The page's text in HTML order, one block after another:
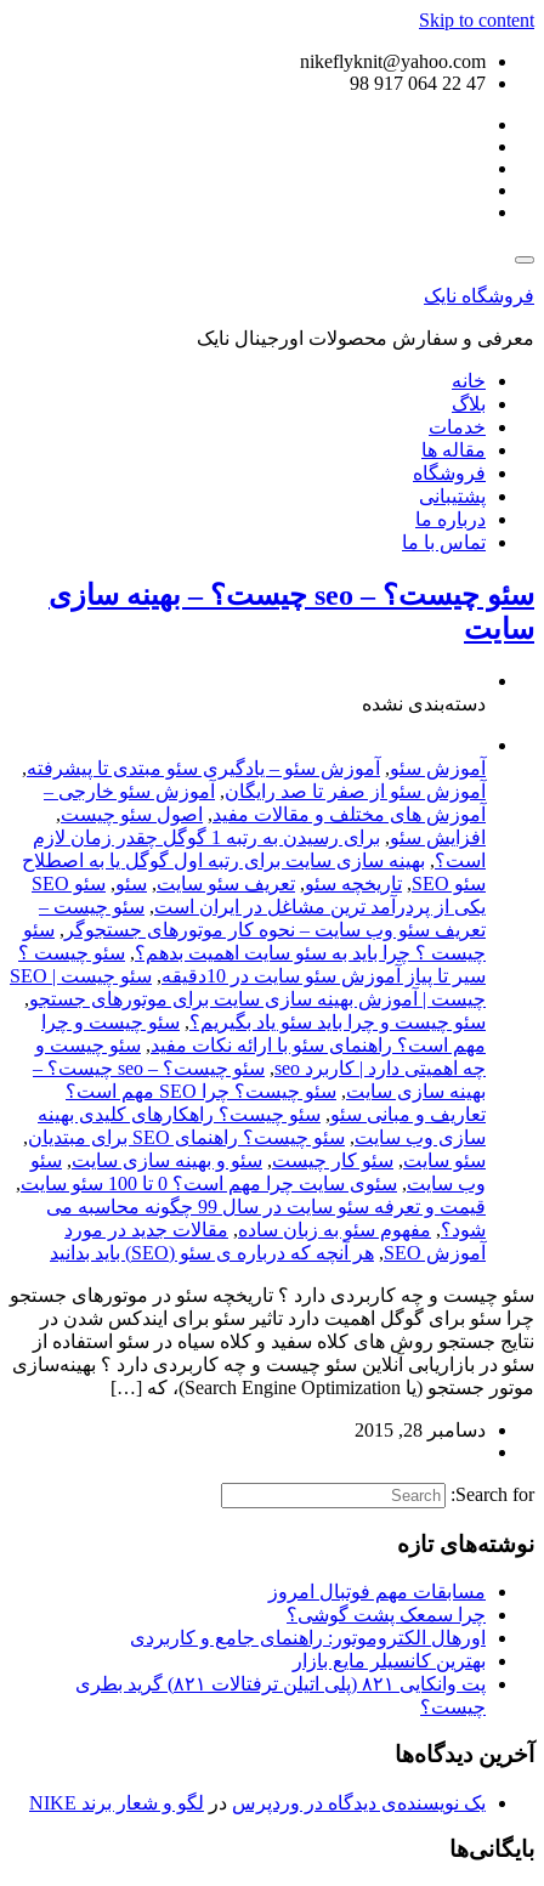
Skip to content
nikeflyknit@yahoo.com
47 22 064 917 98
فروشگاه نایک
معرفی و سفارش محصولات اورجینال نایک
خانه
بلاگ
خدمات
مقاله ها
فروشگاه
پشتیبانی
درباره ما
تماس با ما
سئو چیست؟ – seo چیست؟ – بهینه سازی
سایت
دسته‌بندی نشده
آموزش سئو, آموزش سئو – یادگیری سئو مبتدی تا پیشرفته,
آموزش سئو از صفر تا صد رایگان, آموزش سئو خارجی –
آموزش های مختلف و مقالات مفید, اصول سئو چیست,
افزایش سئو,
برای رسیدن به رتبه 1 گوگل چقدر زمان لازم
است؟, بهینه سازی سایت برای رتبه اول گوگل یا به اصطلاح
سئو SEO
, تاریخچه سئو,
, سئو,
سئو SEO
یکی از پردرآمد ترین مشاغل در ایران است, سئو چیست –
تعریف سئو وب سایت – نحوه کار موتورهای جستجوگر , سئو
چیست ؟ چرا باید به سئو سایت اهمیت بدهم؟, سئو چیست ؟
سیر تا پیاز آموزش سئو سایت در 10دقیقه
,
سئو چیست | SEO
چیست | آموزش بهینه سازی سایت برای موتورهای جستجو,
سئو چیست و چرا باید سئو یاد بگیریم؟, سئو چیست و چرا
مهم است؟ راهنمای سئو با ارائه نکات مفید, سئو چیست و
چه اهمیتی دارد | کاربرد seo
,
سئو چیست؟ – seo چیست؟ –
بهینه سازی سایت,
سئو چیست؟ چرا SEO مهم است؟
تعاریف و مبانی سئو, سئو چیست؟ راهکارهای کلیدی بهینه
سازی وب سایت, سئو چیست؟ راهنمای SEO برای مبتدیان
,
سئو سایت, سئو کار چیست, سئو و بهینه سازی سایت, سئو
وب سایت, سئوی سایت چرا مهم است؟ 0 تا 100 سئو سایت
,
قیمت و تعرفه سئو سایت در سال 99 چگونه محاسبه می
شود؟, مفهوم سئو به زبان ساده, مقالات جدید در مورد
آموزش SEO
, هر آنچه که درباره ی سئو (SEO) باید بدانید
سئو چیست و چه کاربردی دارد ؟ تاریخچه سئو در موتورهای جستجو
چرا سئو برای گوگل اهمیت دارد تاثیر سئو برای ایندکس شدن در
نتایج جستجو روش های کلاه سفید و کلاه سیاه در سئو استفاده از
سئو در بازاریابی آنلاین سئو چیست و چه کاربردی دارد ؟ بهینه‌سازی
موتور جستجو (یا Search Engine Optimization)، که […]
دسامبر 28, 2015
Search for:
نوشته‌های تازه
مسابقات مهم فوتبال امروز
چرا سمعک پشت گوشی؟
اورهال الکتروموتور: راهنمای جامع و کاربردی
بهترین کانسیلر مایع بازار
پت وانکایی ۸۲۱ (پلی اتیلن ترفتالات ۸۲۱) گرید بطری
چیست؟
آخرین دیدگاه‌ها
یک نویسنده‌ی دیدگاه در وردپرس در لگو و شعار برند NIKE
بایگانی‌ها